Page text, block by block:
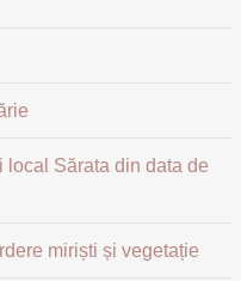
Sărata din data de
miriști și vegetație